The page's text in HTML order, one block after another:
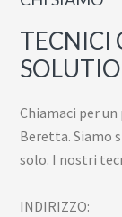
TECNICI
Chiamaci per
Beretta. Siamo
solo. I nostri
INDIRIZZO: